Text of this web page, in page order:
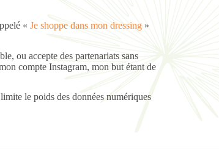
« Je shoppe dans mon dressing»
ou accepte des partenariats sans
compte Instagram, mon but étant de
le poids des données numériques